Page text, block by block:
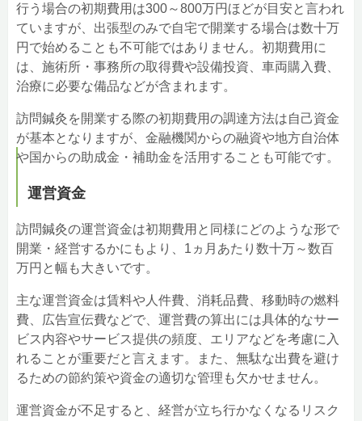
行う場合の初期費用は300～800万円ほどが目安と言われ
ていますが、出張型のみで自宅で開業する場合は数十万
円で始めることも不可能ではありません。初期費用に
は、施術所・事務所の取得費や設備投資、車両購入費、
治療に必要な備品などが含まれます。
訪問鍼灸を開業する際の初期費用の調達方法は自己資金
が基本となりますが、金融機関からの融資や地方自治体
や国からの助成金・補助金を活用することも可能です。
運営資金
訪問鍼灸の運営資金は初期費用と同様にどのような形で
開業・経営するかにもより、1ヵ月あたり数十万～数百
万円と幅も大きいです。
主な運営資金は賃料や人件費、消耗品費、移動時の燃料
費、広告宣伝費などで、運営費の算出には具体的なサー
ビス内容やサービス提供の頻度、エリアなどを考慮に入
れることが重要だと言えます。また、無駄な出費を避け
るための節約策や資金の適切な管理も欠かせません。
運営資金が不足すると、経営が立ち行かなくなるリスク